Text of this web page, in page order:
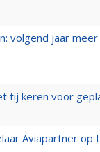
volgend jaar
tij keren voor
Aviapartner op